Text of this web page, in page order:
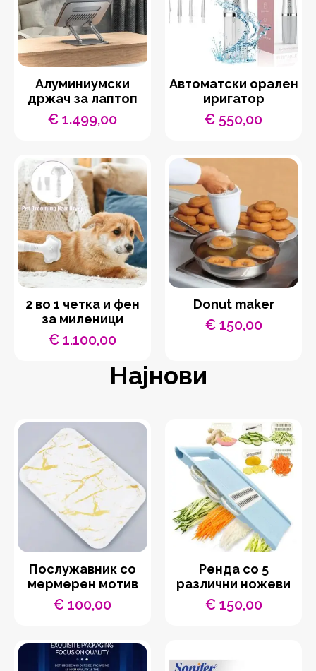
Aлуминиумски
држач за лаптоп
€ 1.499,00
Автоматски орален
иригатор
€ 550,00
2 во 1 четка и фен
за миленици
€ 1.100,00
Donut maker
€150,00
Најнови
Послужавник со
мермерен мотив
€ 100,00
Ренда со 5
различни ножеви
€150,00